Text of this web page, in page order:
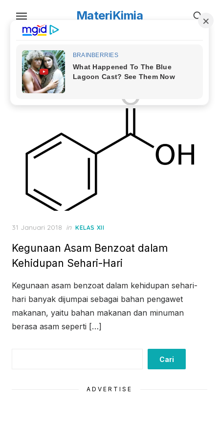
MateriKimia
zat asam
Posted
31 Januari 2018 in KELAS XII
Kegunaan Asam Benzoat dalam
Kehidupan Sehari-Hari
Kegunaan asam benzoat dalam kehidupan sehari-
hari banyak dijumpai sebagai bahan pengawet
makanan, yaitu bahan makanan dan minuman
berasa asam seperti […]
Cari
ADVERTISE